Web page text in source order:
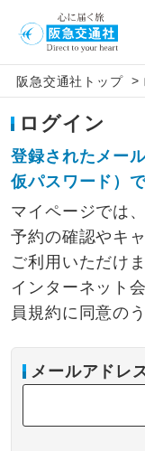
阪急交通社トップ >
ログイン
登録されたメー
仮パスワード）
マイページでは
予約の確認やキ
ご利用いただけま
インターネット
員規約に同意の
メールアドレ